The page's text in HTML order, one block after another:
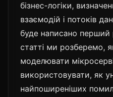
бізнес-логіки,
взаємодій і потоків
буде написано перший
статті ми розберемо,
моделювати
використовувати, як
найпоширеніших